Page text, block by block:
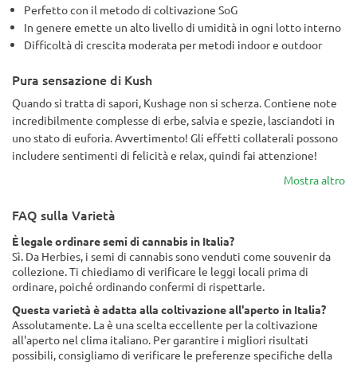
Perfetto con il metodo di coltivazione SoG
In genere emette un alto livello di umidità in ogni lotto interno
Difficoltà di crescita moderata per metodi indoor e outdoor
Pura sensazione di Kush
Quando si tratta di sapori, Kushage non si scherza. Contiene note
incredibilmente complesse di erbe, salvia e spezie, lasciandoti in
uno stato di euforia. Avvertimento! Gli effetti collaterali possono
includere sentimenti di felicità e relax, quindi fai attenzione!
Mostra altro
FAQ sulla Varietà
È legale ordinare semi di cannabis in Italia?
Sì. Da Herbies, i semi di cannabis sono venduti come souvenir da
collezione. Ti chiediamo di verificare le leggi locali prima di
ordinare, poiché ordinando confermi di rispettarle.
Questa varietà è adatta alla coltivazione all'aperto in Italia?
Assolutamente. La è una scelta eccellente per la coltivazione
all'aperto nel clima italiano. Per garantire i migliori risultati
possibili, consigliamo di verificare le preferenze specifiche della